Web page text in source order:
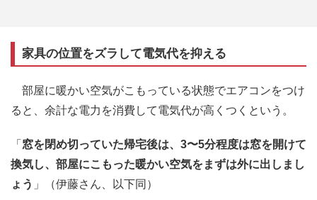
家具の位置をズラして電気代を抑える
部屋に暖かい空気がこもっている状態でエアコンをつけ
ると、余計な電力を消費して電気代が高くつくという。
「 窓を閉め切っていた帰宅後は、3〜5分程度は窓を開けて
換気し、部屋にこもった暖かい空気をまずは外に出しまし
ょう 」（伊藤さん、以下同）